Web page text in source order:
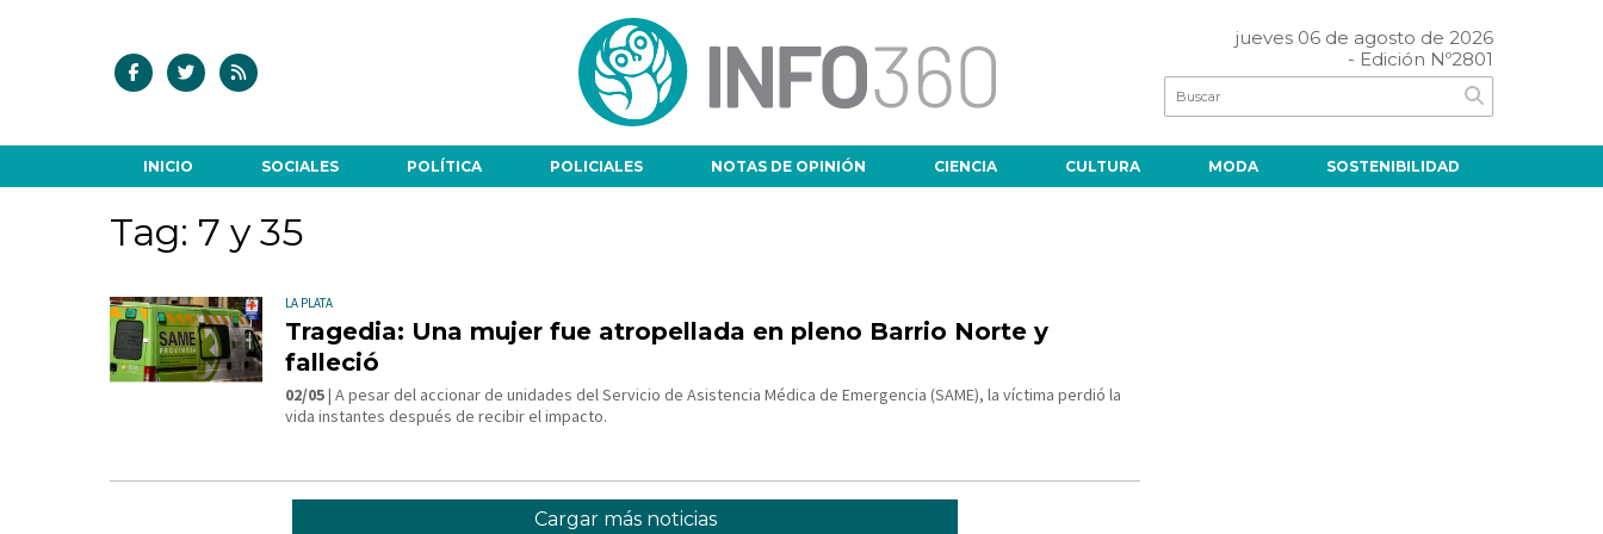
jueves 06 de agosto de 2026
- Edición Nº2801
INICIO SOCIALES POLÍTICA POLICIALES NOTAS DE OPINIÓN CIENCIA CULTURA MODA SOSTENIBILIDAD
Tag: 7 y 35
LA PLATA
Tragedia: Una mujer fue atropellada en pleno Barrio Norte y
falleció
02/05| A pesar del accionar de unidades del Servicio de Asistencia Médica de Emergencia (SAME), la víctima perdió la
vida instantes después de recibir el impacto.
Cargar más noticias